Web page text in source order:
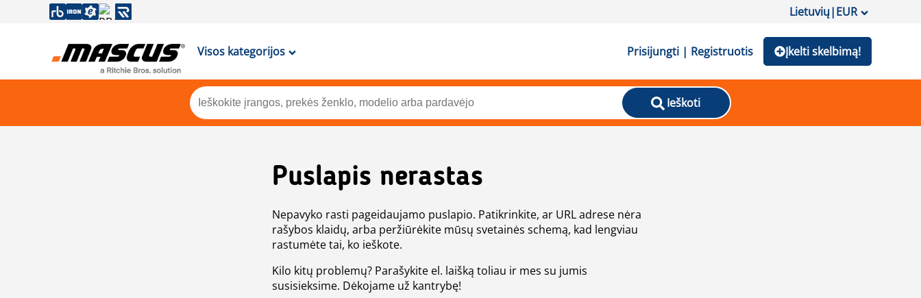
Lietuvių|EUR
Visos kategorijos Prisijungti | Registruotis Įkelti skelbimą!
Ieškoti
Puslapis nerastas
Nepavyko rasti pageidaujamo puslapio. Patikrinkite, ar URL adrese nėra
rašybos klaidų, arba peržiūrėkite mūsų svetainės schemą, kad lengviau
rastumėte tai, ko ieškote.
Kilo kitų problemų? Parašykite el. laišką toliau ir mes su jumis
susisieksime. Dėkojame už kantrybę!